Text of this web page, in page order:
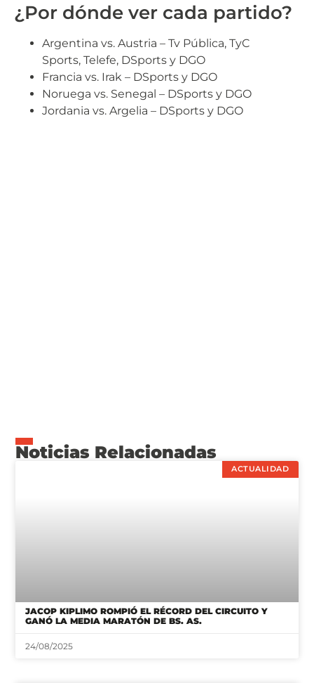
¿Por dónde ver cada partido?
Argentina vs. Austria – Tv Pública, TyC
Sports, Telefe, DSports y DGO
Francia vs. Irak – DSports y DGO
Noruega vs. Senegal – DSports y DGO
Jordania vs. Argelia – DSports y DGO
Noticias Relacionadas
ACTUALIDAD
JACOP KIPLIMO ROMPIÓ EL RÉCORD DEL CIRCUITO Y
GANÓ LA MEDIA MARATÓN DE BS. AS.
24/08/2025